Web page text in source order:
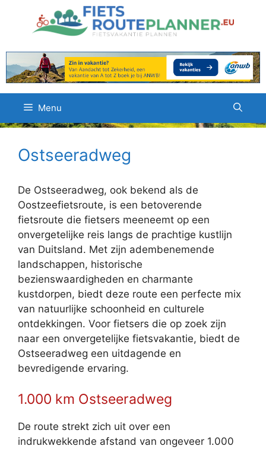
inhoud
Menu
Ostseeradweg
De Ostseeradweg, ook bekend als de
Oostzeefietsroute, is een betoverende
fietsroute die fietsers meeneemt op een
onvergetelijke reis langs de prachtige kustlijn
van Duitsland. Met zijn adembenemende
landschappen, historische
bezienswaardigheden en charmante
kustdorpen, biedt deze route een perfecte mix
van natuurlijke schoonheid en culturele
ontdekkingen. Voor fietsers die op zoek zijn
naar een onvergetelijke fietsvakantie, biedt de
Ostseeradweg een uitdagende en
bevredigende ervaring.
1.000 km Ostseeradweg
De route strekt zich uit over een
indrukwekkende afstand van ongeveer 1.000